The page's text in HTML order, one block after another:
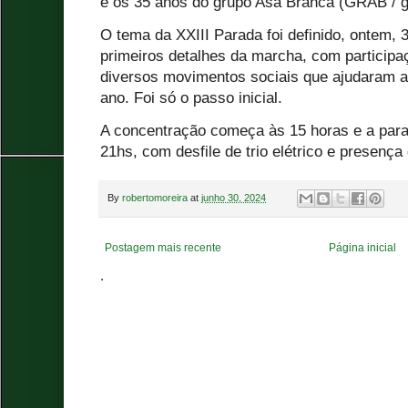
O tema da XXIII Parada foi definido, ontem,
primeiros detalhes da marcha, com
diversos movimentos sociais que ajudaram
ano. Foi só o passo inicial.
A concentração começa às 15 horas e a
21hs, com desfile de trio elétrico e
By robertomoreira at junho 30, 2024
Postagem mais recente Página inicial
.